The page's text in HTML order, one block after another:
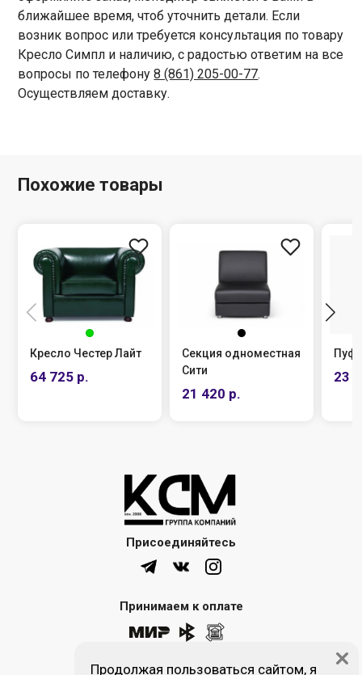
ближайшее время, чтоб уточнить детали. Если
возник вопрос или требуется консультация по товару
Кресло Симпл и наличию, с радостью ответим на все
вопросы по телефону8 (861) 205-00-77.
Осуществляем доставку.
Похожие товары
Кресло Честер Лайт
64 725 р.
Секция одноместная
Сити
21 420 р.
Пуф
23
Присоединяйтесь
Принимаем к оплате
Продолжая пользоваться сайтом, я